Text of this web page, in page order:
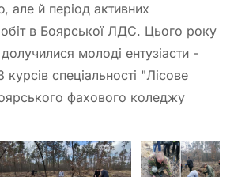
але й період активних
в Боярської ЛДС. Цього року
долучилися молоді ентузіасти -
спеціальності "Лісове
фахового коледжу